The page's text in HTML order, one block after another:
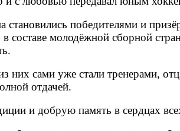
победителями и
молодёжной сборной
них сами уже стали тренерами,
отдачей.
и добрую память в сердцах